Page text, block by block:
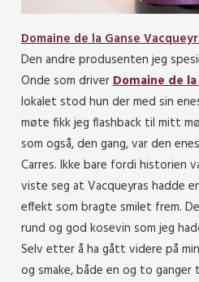
Domaine de la Ganse
Den andre produsenten jeg
Onde som driverDomaine de la
lokalet stod hun der med sin
møte fikk jeg flashback til mitt
som også, den gang, var den
Carres. Ikke bare fordi historien
viste seg at Vacqueyras hadde
effekt som bragte smilet frem.
rund og god kosevin som jeg
Selv etter å ha gått videre på
og smake, både en og to ganger